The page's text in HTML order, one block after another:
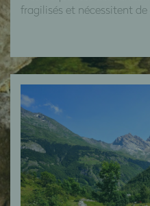
fragilisés et nécessitent de